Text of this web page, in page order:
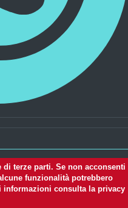
terze parti. Se non acconsenti
funzionalità potrebbero
consulta la privacy